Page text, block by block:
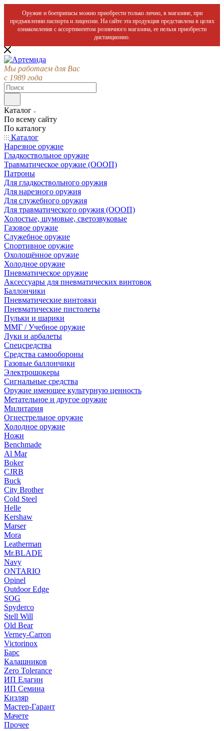
Оружие и боеприпасы можно приобрести только лично, в магазине, при
предъявлении паспорта и лицензии. На сайте эта продукция представлена в целях
ознакомления с ассортиментом розничного магазина, ее нельзя приобрести
дистанционно.
Мы работаем для Вас
с 1989 года
Каталог
По всему сайту
По каталогу
Каталог
Нарезное оружие
Гладкоствольное оружие
Травматическое оружие (ОООП)
Патроны
Для гладкоствольного оружия
Для нарезного оружия
Для служебного оружия
Для травматического оружия (ОООП)
Холостые, шумовые, светозвуковые
Газовое оружие
Служебное оружие
Спортивное оружие
Охолощённое оружие
Холодное оружие
Пневматическое оружие
Аксессуары для пневматических винтовок
Баллончики
Пневматические винтовки
Пневматические пистолеты
Пульки и шарики
ММГ / Учебное оружие
Луки и арбалеты
Спецсредства
Средства самообороны
Газовые баллончики
Электрошокеры
Сигнальные средства
Оружие имеющее культурную ценность
Метательное и другое оружие
Милитария
Огнестрельное оружие
Холодное оружие
Ножи
Benchmade
Al Mar
Boker
CJRB
Buck
City Brother
Cold Steel
Helle
Kershaw
Marser
Mora
Leatherman
Mr.BLADE
Navy
ONTARIO
Opinel
Outdoor Edge
SOG
Spyderco
Stell Will
Old Bear
Verney-Carron
Victorinox
Барс
Калашников
Zero Tolerance
ИП Елагин
ИП Семина
Кизляр
Мастер-Гарант
Мачете
Прочее